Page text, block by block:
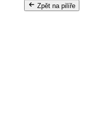
Zpět na pilíře